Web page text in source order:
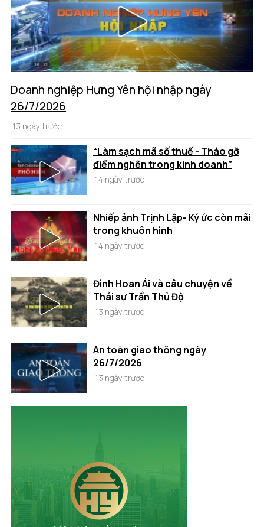
Doanh nghiệp Hưng Yên hội nhập ngày
26/7/2026
13 ngày trước
“Làm sạch mã số thuế - Tháo gỡ
điểm nghẽn trong kinh doanh”
14 ngày trước
Nhiếp ảnh Trịnh Lập- Ký ức còn mãi
trong khuôn hình
14 ngày trước
Đình Hoan Ái và câu chuyện về
Thái sư Trần Thủ Độ
13 ngày trước
An toàn giao thông ngày
26/7/2026
13 ngày trước